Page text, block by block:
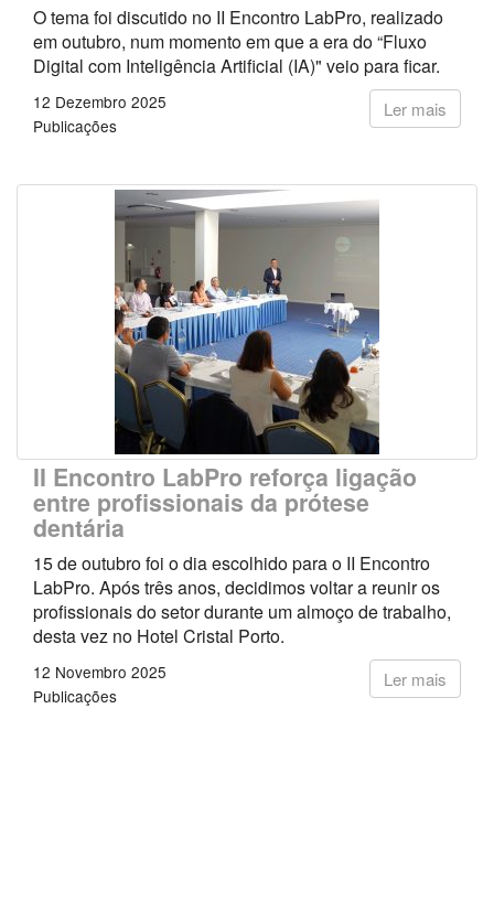
O tema foi discutido no II Encontro LabPro, realizado
em outubro, num momento em que a era do “Fluxo
Digital com Inteligência Artificial (IA)" veio para ficar.
Ler mais
12 Dezembro 2025
Publicações
II Encontro LabPro reforça ligação
entre profissionais da prótese
dentária
15 de outubro foi o dia escolhido para o II Encontro
LabPro. Após três anos, decidimos voltar a reunir os
profissionais do setor durante um almoço de trabalho,
desta vez no Hotel Cristal Porto.
Ler mais
12 Novembro 2025
Publicações